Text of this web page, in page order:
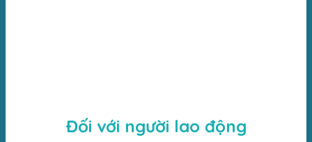
Đối với người lao động